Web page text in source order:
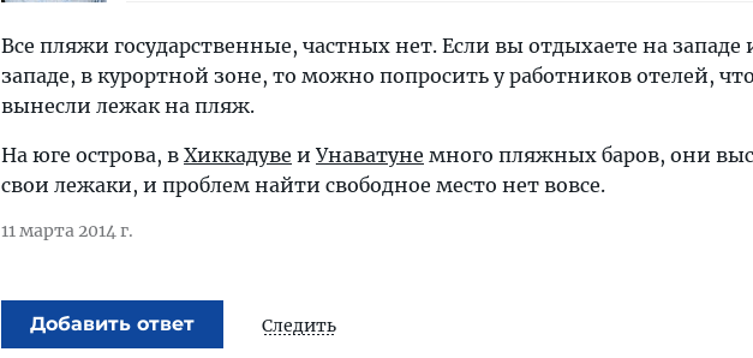
Все пляжи государственные, частных нет. Если вы отдыхаете на
западе, в курортной зоне, то можно попросить у работников отелей,
вынесли лежак на пляж.
На юге острова, в Хиккадуве и Унаватуне много пляжных баров, они
свои лежаки, и проблем найти свободное место нет вовсе.
11 марта 2014 г.
Добавить ответ Следить